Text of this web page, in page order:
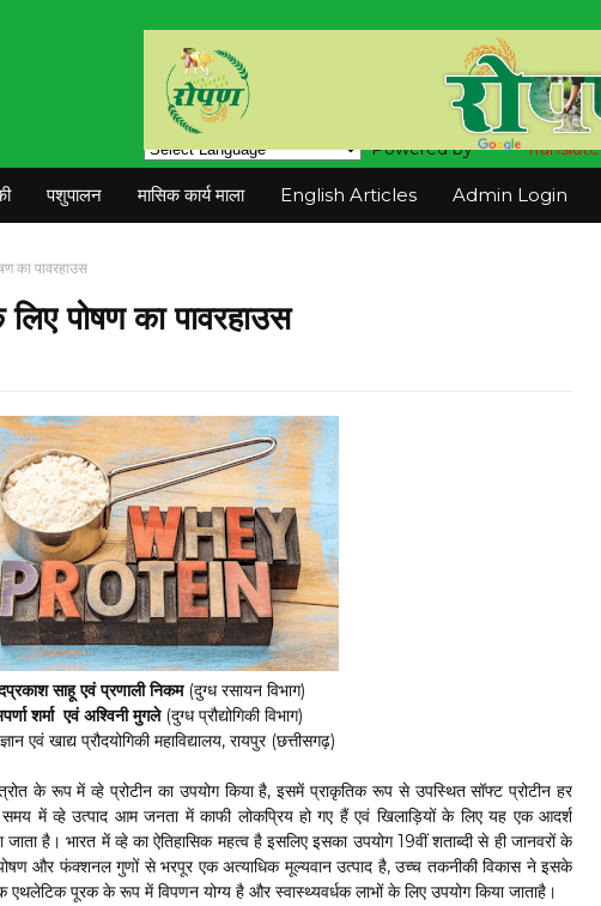
Powered by Translate
पशुपालन मासिक कार्य माला English Articles Admin Login
का पावरहाउस
लिए पोषण का पावरहाउस
साहू एवं प्रणाली निकम(दुग्ध रसायन विभाग)
शर्मा एवं अश्विनी मुगले (दुग्ध प्रौद्योगिकी विभाग)
एवं खाद्य प्रौदयोगिकी महाविद्यालय, रायपुर (छत्तीसगढ़)
के रूप में व्हे प्रोटीन का उपयोग किया है, इसमें प्राकृतिक रूप से उपस्थित सॉफ्ट प्रोटीन हर
समय में व्हे उत्पाद आम जनता में काफी लोकप्रिय हो गए हैं एवं खिलाड़ियों के लिए यह एक आदर्श
है। भारत में व्हे का ऐतिहासिक महत्व है इसलिए इसका उपयोग 19वीं शताब्दी से ही जानवरों के
पोषण और फंक्शनल गुणों से भरपूर एक अत्याधिक मूल्यवान उत्पाद है, उच्च तकनीकी विकास ने इसके
एथलेटिक पूरक के रूप में विपणन योग्य है और स्वास्थ्यवर्धक लाभों के लिए उपयोग किया जाताहै।